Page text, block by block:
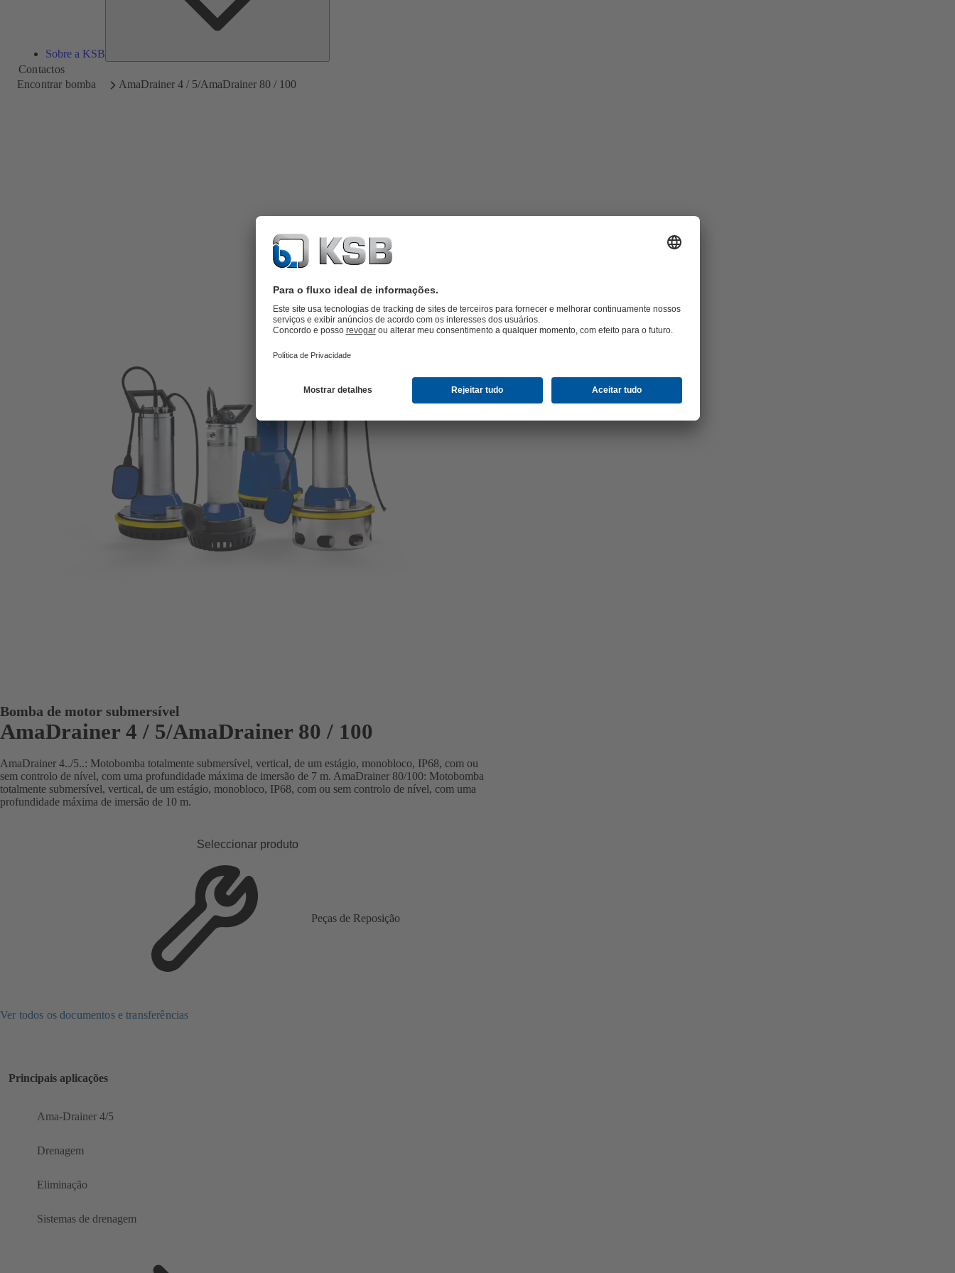
Sobre a KSB
Contactos
Encontrar bomba
AmaDrainer 4 / 5/AmaDrainer 80 / 100
Bomba de motor submersível
AmaDrainer 4 / 5/AmaDrainer 80 / 100
AmaDrainer 4../5..: Motobomba totalmente submersível, vertical, de um estágio, monobloco, IP68, com ou
sem controlo de nível, com uma profundidade máxima de imersão de 7 m. AmaDrainer 80/100: Motobomba
totalmente submersível, vertical, de um estágio, monobloco, IP68, com ou sem controlo de nível, com uma
profundidade máxima de imersão de 10 m.
Seleccionar produto
Peças de Reposição
Ver todos os documentos e transferências
Principais aplicações
Ama-Drainer 4/5
Drenagem
Eliminação
Sistemas de drenagem